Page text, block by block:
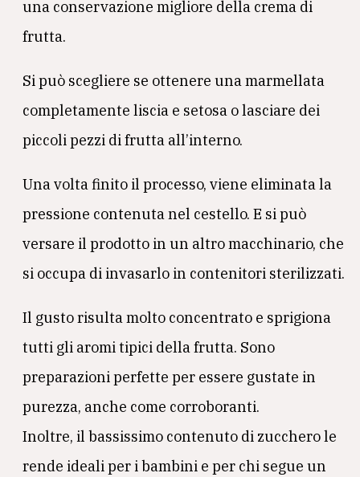
una conservazione migliore della crema di
frutta.
Si può scegliere se ottenere una marmellata
completamente liscia e setosa o lasciare dei
piccoli pezzi di frutta all’interno.
Una volta finito il processo, viene eliminata la
pressione contenuta nel cestello. E si può
versare il prodotto in un altro macchinario, che
si occupa di invasarlo in contenitori sterilizzati.
Il gusto risulta molto concentrato e sprigiona
tutti gli aromi tipici della frutta. Sono
preparazioni perfette per essere gustate in
purezza, anche come corroboranti.
Inoltre, il bassissimo contenuto di zucchero le
rende ideali per i bambini e per chi segue un